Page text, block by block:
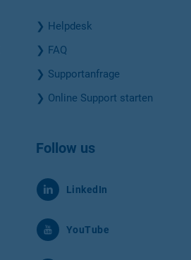
❯ Helpdesk
❯ FAQ
❯ Supportanfrage
❯ Online Support starten
Follow us
LinkedIn
YouTube